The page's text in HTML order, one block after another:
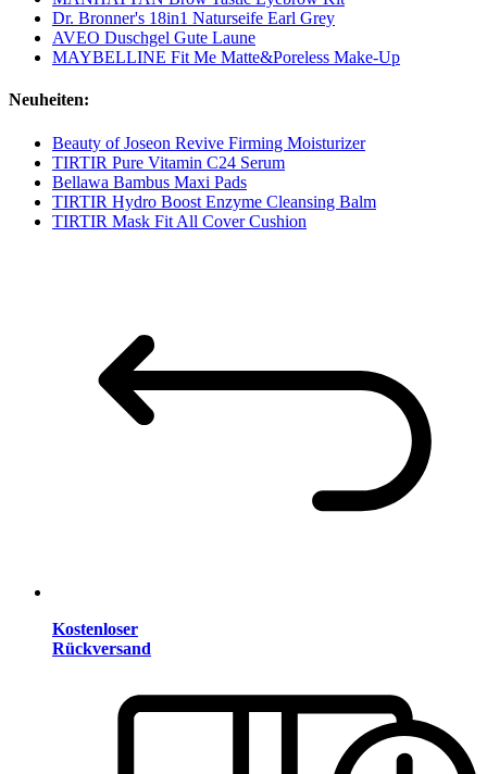
Dr. Bronner's 18in1 Naturseife Earl Grey
AVEO Duschgel Gute Laune
MAYBELLINE Fit Me Matte&Poreless Make-Up
Neuheiten:
Beauty of Joseon Revive Firming Moisturizer
TIRTIR Pure Vitamin C24 Serum
Bellawa Bambus Maxi Pads
TIRTIR Hydro Boost Enzyme Cleansing Balm
TIRTIR Mask Fit All Cover Cushion
Kostenloser
Rückversand